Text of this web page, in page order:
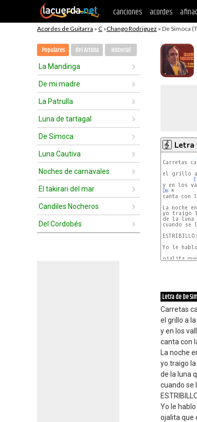
canciones acordes
Acordes de Guitarra » C »Chango Rodriguez » De Simoca
Populares del Artista Historial
La Mandinga
De mi madre
La Patrulla
Luna de tartagal
De Simoca
Luna Cautiva
Noches de carnavales
El takirari del mar
Candiles Nocheros
Del Cordobés
Letra
Carretas
el grillo a
E
Dm
canta con
La noche
yo traigo
de la luna
cuando se
ESTRIBILLO:
Yo le
ojalita que
Letra de De
Carretas
el grillo a
y en los
canta con
La noche
yo traigo
de la luna
cuando se
Yo le
ojalita que